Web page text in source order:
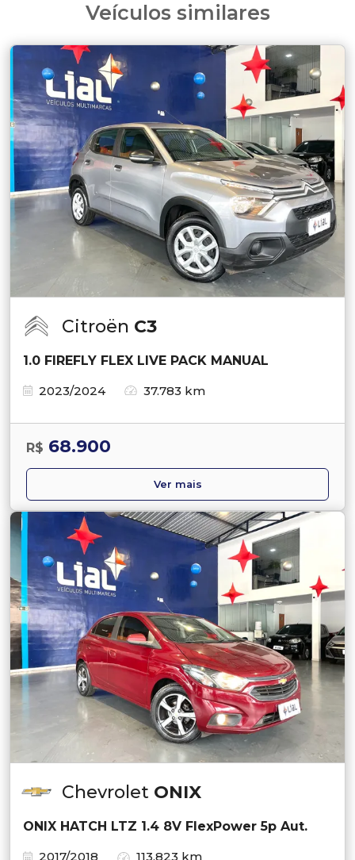
Veículos similares
Citroën C3
1.0 FIREFLY FLEX LIVE PACK MANUAL
2023/2024
37.783 km
R$ 68.900
Ver mais
Chevrolet ONIX
ONIX HATCH LTZ 1.4 8V FlexPower 5p Aut.
2017/2018
113.823 km